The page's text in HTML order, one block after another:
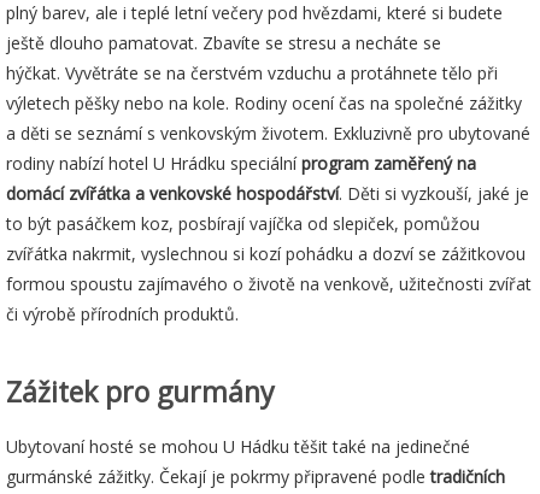
plný barev, ale i teplé letní večery pod hvězdami, které si budete
ještě dlouho pamatovat. Zbavíte se stresu a necháte se
hýčkat. Vyvětráte se na čerstvém vzduchu a protáhnete tělo při
výletech pěšky nebo na kole. Rodiny ocení čas na společné zážitky
a děti se seznámí s venkovským životem. Exkluzivně pro ubytované
rodiny nabízí hotel U Hrádku speciálníprogram zaměřený na
domácí zvířátka a venkovské hospodářství. Děti si vyzkouší, jaké je
to být pasáčkem koz, posbírají vajíčka od slepiček, pomůžou
zvířátka nakrmit, vyslechnou si kozí pohádku a dozví se zážitkovou
formou spoustu zajímavého o životě na venkově, užitečnosti zvířat
či výrobě přírodních produktů.
Zážitek pro gurmány
Ubytovaní hosté se mohou U Hádku těšit také na jedinečné
gurmánské zážitky. Čekají je pokrmy připravené podle tradičních